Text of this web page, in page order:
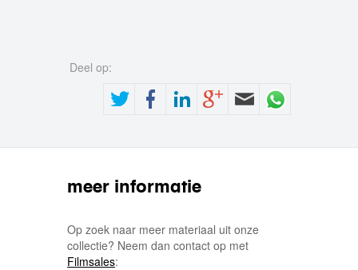
Deel op:
meer informatie
Op zoek naar meer materiaal uit onze
collectie? Neem dan contact op met
Filmsales: